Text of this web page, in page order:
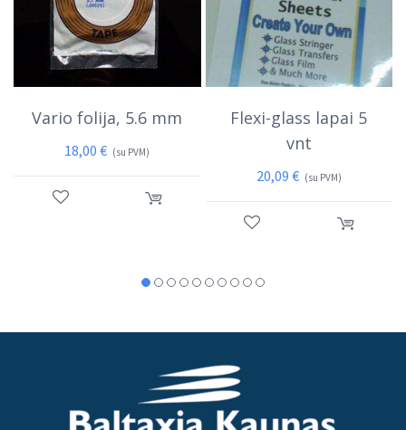
Vario folija, 5.6 mm
18,00€ (su PVM)
Flexi-glass lapai 5
vnt
20,09 € (su PVM)